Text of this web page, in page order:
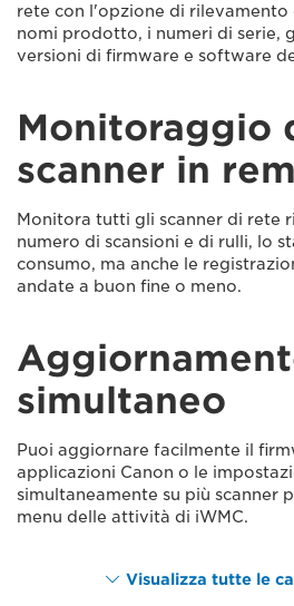
rete con l'opzione di rilevamento
nomi prodotto, i numeri di serie,
versioni di firmware e software
Monitoraggio
scanner in
Monitora tutti gli scanner di rete
numero di scansioni e di rulli, lo
consumo, ma anche le
andate a buon fine o meno.
simultaneo
Puoi aggiornare facilmente il
applicazioni Canon o le
simultaneamente su più scanner
menu delle attività di iWMC.
Visualizza tutte le